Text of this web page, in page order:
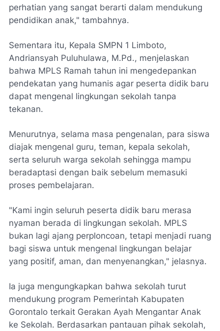
perhatian yang sangat berarti dalam mendukung
pendidikan anak," tambahnya.
Sementara itu, Kepala SMPN 1 Limboto,
Andriansyah Puluhulawa, M.Pd., menjelaskan
bahwa MPLS Ramah tahun ini mengedepankan
pendekatan yang humanis agar peserta didik baru
dapat mengenal lingkungan sekolah tanpa
tekanan.
Menurutnya, selama masa pengenalan, para siswa
diajak mengenal guru, teman, kepala sekolah,
serta seluruh warga sekolah sehingga mampu
beradaptasi dengan baik sebelum memasuki
proses pembelajaran.
"Kami ingin seluruh peserta didik baru merasa
nyaman berada di lingkungan sekolah. MPLS
bukan lagi ajang perploncoan, tetapi menjadi ruang
bagi siswa untuk mengenal lingkungan belajar
yang positif, aman, dan menyenangkan," jelasnya.
Ia juga mengungkapkan bahwa sekolah turut
mendukung program Pemerintah Kabupaten
Gorontalo terkait Gerakan Ayah Mengantar Anak
ke Sekolah. Berdasarkan pantauan pihak sekolah,